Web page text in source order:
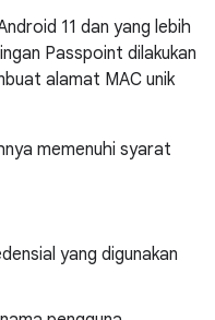
11 dan yang lebih
Passpoint dilakukan
alamat MAC unik
memenuhi syarat
yang digunakan